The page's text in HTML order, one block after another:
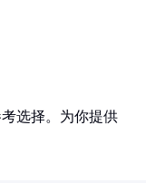
选择。为你提供